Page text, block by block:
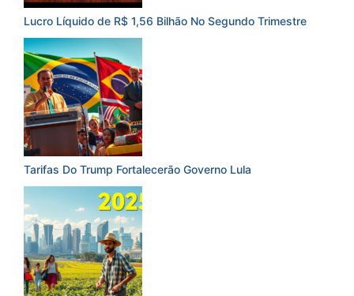
Lucro Líquido de R$ 1,56 Bilhão No Segundo Trimestre
Tarifas Do Trump Fortalecerão Governo Lula